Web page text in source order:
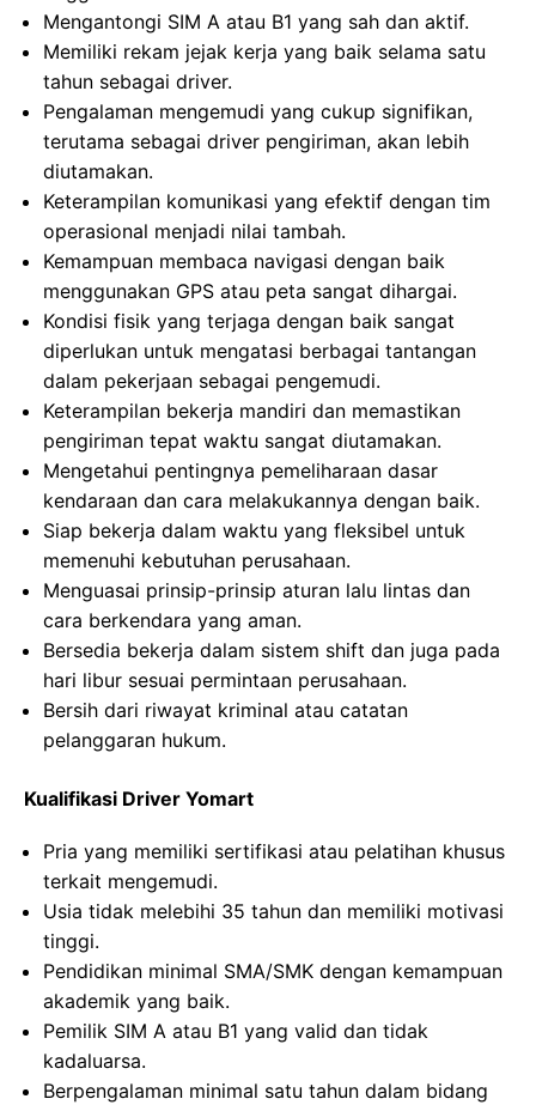
Mengantongi SIM A atau B1 yang sah dan aktif.
Memiliki rekam jejak kerja yang baik selama satu
tahun sebagai driver.
Pengalaman mengemudi yang cukup signifikan,
terutama sebagai driver pengiriman, akan lebih
diutamakan.
Keterampilan komunikasi yang efektif dengan tim
operasional menjadi nilai tambah.
Kemampuan membaca navigasi dengan baik
menggunakan GPS atau peta sangat dihargai.
Kondisi fisik yang terjaga dengan baik sangat
diperlukan untuk mengatasi berbagai tantangan
dalam pekerjaan sebagai pengemudi.
Keterampilan bekerja mandiri dan memastikan
pengiriman tepat waktu sangat diutamakan.
Mengetahui pentingnya pemeliharaan dasar
kendaraan dan cara melakukannya dengan baik.
Siap bekerja dalam waktu yang fleksibel untuk
memenuhi kebutuhan perusahaan.
Menguasai prinsip-prinsip aturan lalu lintas dan
cara berkendara yang aman.
Bersedia bekerja dalam sistem shift dan juga pada
hari libur sesuai permintaan perusahaan.
Bersih dari riwayat kriminal atau catatan
pelanggaran hukum.
Kualifikasi Driver Yomart
Pria yang memiliki sertifikasi atau pelatihan khusus
terkait mengemudi.
Usia tidak melebihi 35 tahun dan memiliki motivasi
tinggi.
Pendidikan minimal SMA/SMK dengan kemampuan
akademik yang baik.
Pemilik SIM A atau B1 yang valid dan tidak
kadaluarsa.
Berpengalaman minimal satu tahun dalam bidang